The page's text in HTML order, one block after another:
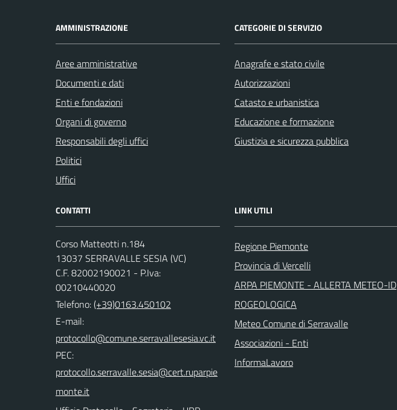
AMMINISTRAZIONE
Aree amministrative
Documenti e dati
Enti e fondazioni
Organi di governo
Responsabili degli uffici
Politici
Uffici
CATEGORIE DI SERVIZIO
Anagrafe e stato civile
Autorizzazioni
Catasto e urbanistica
Educazione e formazione
Giustizia e sicurezza pubblica
CONTATTI
Corso Matteotti n.184
13037 SERRAVALLE SESIA (VC)
C.F. 82002190021 - P.Iva:
00210440020
Telefono:(+39)0163.450102
E-mail:
PEC:
LINK UTILI
Regione Piemonte
Provincia di Vercelli
ARPA PIEMONTE - ALLERTA METEO-ID
ROGEOLOGICA
Meteo Comune di Serravalle
Associazioni - Enti
InformaLavoro